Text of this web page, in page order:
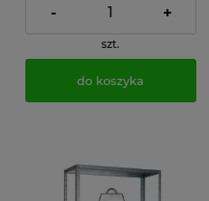
- +
szt.
do koszyka